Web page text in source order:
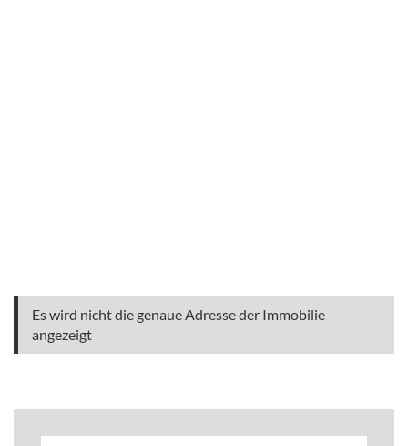
Es wird nicht die genaue Adresse der Immobilie
angezeigt